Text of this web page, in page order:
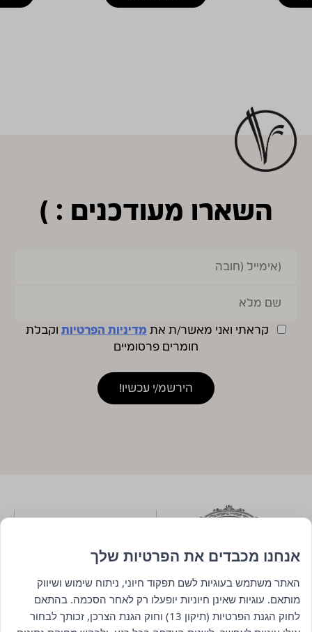
השארו מעודכנים : )
קראתי ואני מאשר/ת את מדיניות הפרטיות וקבלת
חומרים פרסומיים
ניווט
אנחנו מכבדים את הפרטיות שלך
האתר משתמש בעוגיות לשם תפקוד חיוני, ניתוח שימוש ושיווק
מותאם. עוגיות שאינן חיוניות יופעלו רק לאחר הסכמה. בהתאם
לחוק הגנת הפרטיות (תיקון 13) וחוק הגנת הצרכן, זכותך לבחור